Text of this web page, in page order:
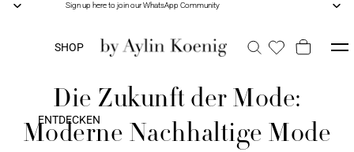
Sign up here to join our WhatsApp Community
Sign up here to join our WhatsApp Community
SHOP
ENTDECKEN
Die Zukunft der Mode:
Moderne Nachhaltige Mode